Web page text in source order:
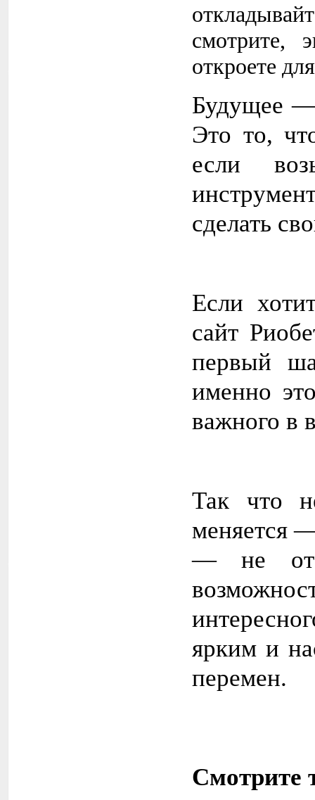
смотрите,
откроете
Будущее —
Это то,
если
сделать
Если
сайт
первый
именно
важного в
Так что
меняется
— не
ярким и
перемен.
Смотрите